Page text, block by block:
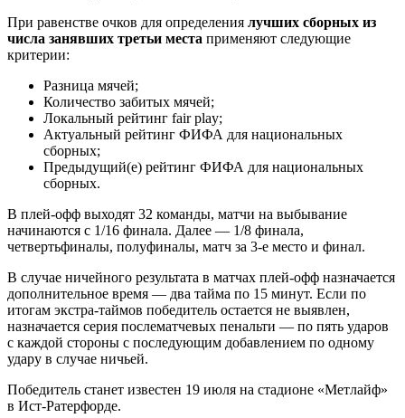
При равенстве очков для определения лучших сборных из
числа занявших третьи места применяют следующие
критерии:
Разница мячей;
Количество забитых мячей;
Локальный рейтинг fair play;
Актуальный рейтинг ФИФА для национальных
сборных;
Предыдущий(е) рейтинг ФИФА для национальных
сборных.
В плей-офф выходят 32 команды, матчи на выбывание
начинаются с 1/16 финала. Далее — 1/8 финала,
четвертьфиналы, полуфиналы, матч за 3-е место и финал.
В случае ничейного результата в матчах плей-офф назначается
дополнительное время — два тайма по 15 минут. Если по
итогам экстра-таймов победитель остается не выявлен,
назначается серия послематчевых пенальти — по пять ударов
с каждой стороны с последующим добавлением по одному
удару в случае ничьей.
Победитель станет известен 19 июля на стадионе «Метлайф»
в Ист-Ратерфорде.